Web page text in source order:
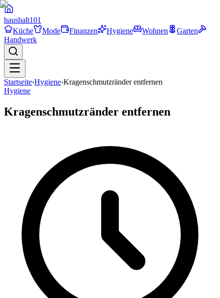
haushalt101
Küche
Mode Finanzen Hygiene Wohnen
Garten
Handwerk
Startseite›Hygiene›Kragenschmutzränder entfernen
Hygiene
Kragenschmutzränder entfernen